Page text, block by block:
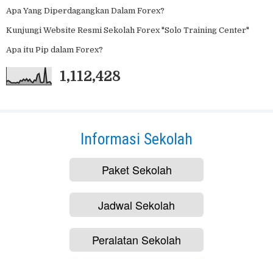
Apa Yang Diperdagangkan Dalam Forex?
Kunjungi Website Resmi Sekolah Forex "Solo Training Center"
Apa itu Pip dalam Forex?
1,112,428
Informasi Sekolah
Paket Sekolah
Jadwal Sekolah
Peralatan Sekolah